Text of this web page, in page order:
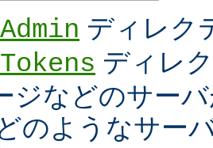
ディレク
ディレ
ジなどのサー
のようなサー